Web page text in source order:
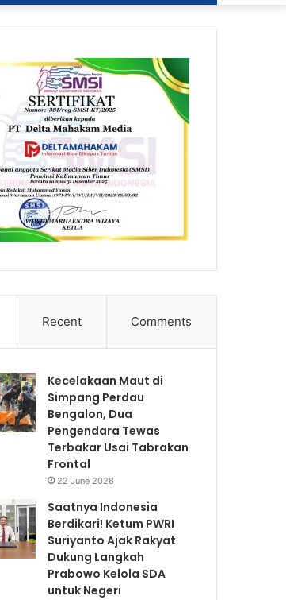
Recent Comments
Kecelakaan Maut di
Simpang Perdau
Bengalon, Dua
Pengendara Tewas
Terbakar Usai Tabrakan
Frontal
22 June 2026
Saatnya Indonesia
Berdikari! Ketum PWRI
Suriyanto Ajak Rakyat
Dukung Langkah
Prabowo Kelola SDA
untuk Negeri